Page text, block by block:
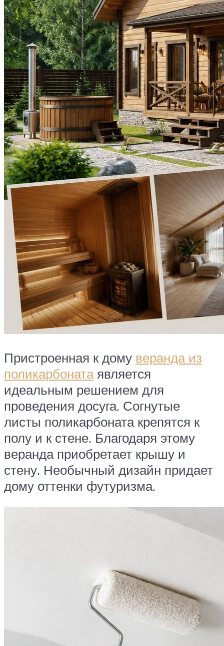
Пристроенная к дому веранда из
поликарбонатаявляется
идеальным решением для
проведения досуга. Согнутые
листы поликарбоната крепятся к
полу и к стене. Благодаря этому
веранда приобретает крышу и
стену. Необычный дизайн придает
дому оттенки футуризма.